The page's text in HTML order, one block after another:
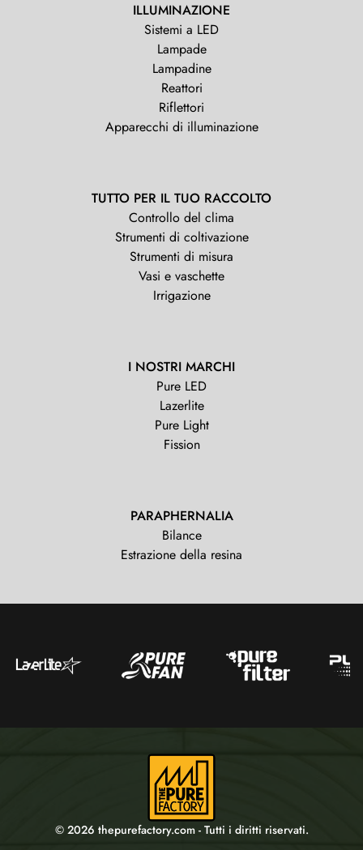
ILLUMINAZIONE
Sistemi a LED
Lampade
Lampadine
Reattori
Riflettori
Apparecchi di illuminazione
TUTTO PER IL TUO RACCOLTO
Controllo del clima
Strumenti di coltivazione
Strumenti di misura
Vasi e vaschette
Irrigazione
I NOSTRI MARCHI
Pure LED
Lazerlite
Pure Light
Fission
PARAPHERNALIA
Bilance
Estrazione della resina
© 2026 thepurefactory.com - Tutti i diritti riservati.